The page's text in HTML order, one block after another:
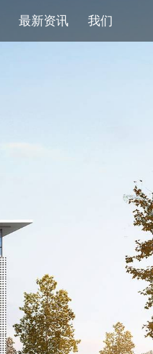
最新资讯 我们